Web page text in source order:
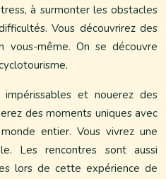
à surmonter les obstacles
Vous découvrirez des
vous-même. On se découvre
et nouerez des
des moments uniques avec
entier. Vous vivrez une
Les rencontres sont aussi
lors de cette expérience de